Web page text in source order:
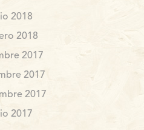
2018
2018
2017
2017
2017
2017